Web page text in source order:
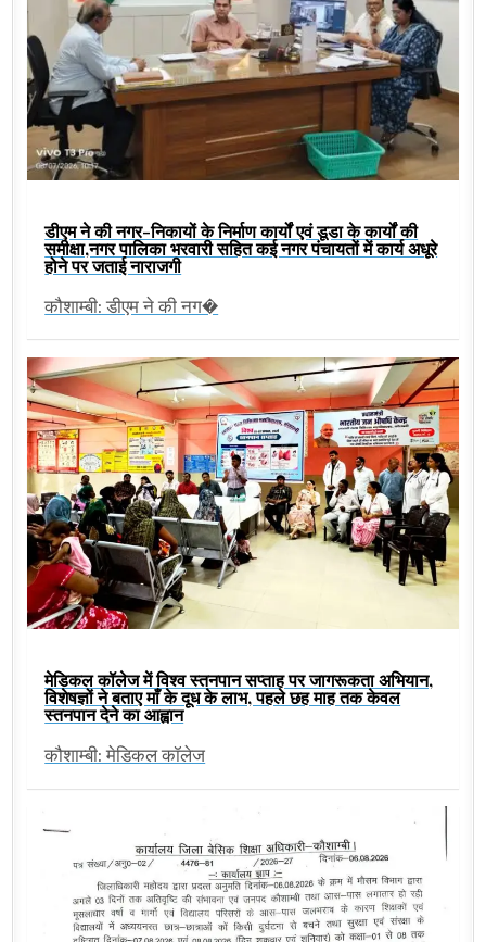
डीएम ने की नगर-निकायों के निर्माण कार्यों एवं डूडा के कार्यों की
समीक्षा,नगर पालिका भरवारी सहित कई नगर पंचायतों में कार्य अधूरे
होने पर जताई नाराजगी
कौशाम्बी: डीएम ने की नग�
मेडिकल कॉलेज में विश्व स्तनपान सप्ताह पर जागरूकता अभियान,
विशेषज्ञों ने बताए माँ के दूध के लाभ, पहले छह माह तक केवल
स्तनपान देने का आह्वान
कौशाम्बी: मेडिकल कॉलेज